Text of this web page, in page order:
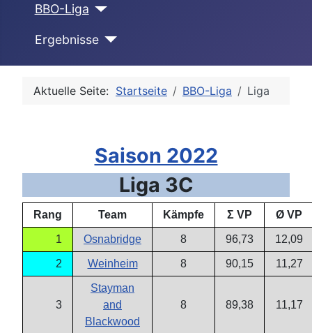
BBO-Liga
Ergebnisse
Aktuelle Seite: Startseite BBO-Liga Liga
Saison 2022
Liga 3C
Rang Team Kämpfe Σ VP Ø VP
1 Osnabridge 8 96,73 12,09
2 Weinheim 8 90,15 11,27
3
Stayman
and
Blackwood
8 89,38 11,17